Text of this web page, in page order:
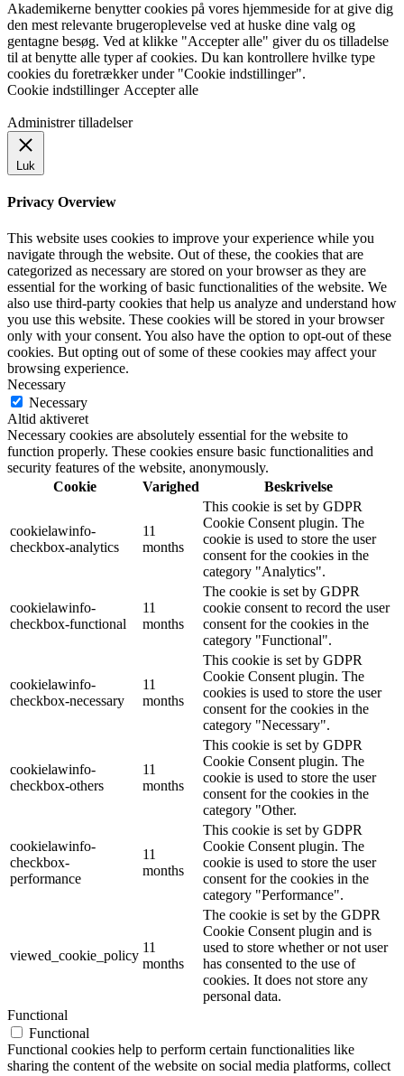
Akademikerne benytter cookies på vores hjemmeside for at give dig
den mest relevante brugeroplevelse ved at huske dine valg og
gentagne besøg. Ved at klikke "Accepter alle" giver du os tilladelse
til at benytte alle typer af cookies. Du kan kontrollere hvilke type
cookies du foretrækker under "Cookie indstillinger".
Cookie indstillinger Accepter alle
Administrer tilladelser
Luk
Privacy Overview
This website uses cookies to improve your experience while you
navigate through the website. Out of these, the cookies that are
categorized as necessary are stored on your browser as they are
essential for the working of basic functionalities of the website. We
also use third-party cookies that help us analyze and understand how
you use this website. These cookies will be stored in your browser
only with your consent. You also have the option to opt-out of these
cookies. But opting out of some of these cookies may affect your
browsing experience.
Necessary
Necessary
Altid aktiveret
Necessary cookies are absolutely essential for the website to
function properly. These cookies ensure basic functionalities and
security features of the website, anonymously.
Cookie
Varighed Beskrivelse
cookielawinfo-
checkbox-analytics
11
months
This cookie is set by GDPR
Cookie Consent plugin. The
cookie is used to store the user
consent for the cookies in the
category "Analytics".
cookielawinfo-
checkbox-functional
11
months
The cookie is set by GDPR
cookie consent to record the user
consent for the cookies in the
category "Functional".
cookielawinfo-
checkbox-necessary
11
months
This cookie is set by GDPR
Cookie Consent plugin. The
cookies is used to store the user
consent for the cookies in the
category "Necessary".
cookielawinfo-
checkbox-others
11
months
This cookie is set by GDPR
Cookie Consent plugin. The
cookie is used to store the user
consent for the cookies in the
category "Other.
cookielawinfo-
checkbox-
performance
11
months
This cookie is set by GDPR
Cookie Consent plugin. The
cookie is used to store the user
consent for the cookies in the
category "Performance".
viewed_cookie_policy
11
months
The cookie is set by the GDPR
Cookie Consent plugin and is
used to store whether or not user
has consented to the use of
cookies. It does not store any
personal data.
Functional
Functional
Functional cookies help to perform certain functionalities like
sharing the content of the website on social media platforms, collect